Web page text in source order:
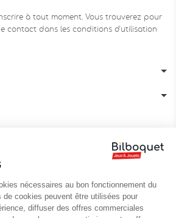
à tout moment. Vous trouverez pour
contact dans les conditions d'utilisation
nécessaires au bon fonctionnement du
de cookies peuvent être utilisées pour
diffuser des offres commerciales